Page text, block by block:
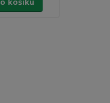
košíku